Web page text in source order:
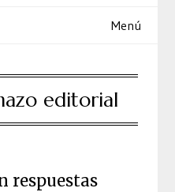
Menú
editorial
respuestas